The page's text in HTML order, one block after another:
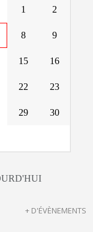
1 2
8 9
15 16
22 23
29 30
+ D'ÉVÈNEMENTS